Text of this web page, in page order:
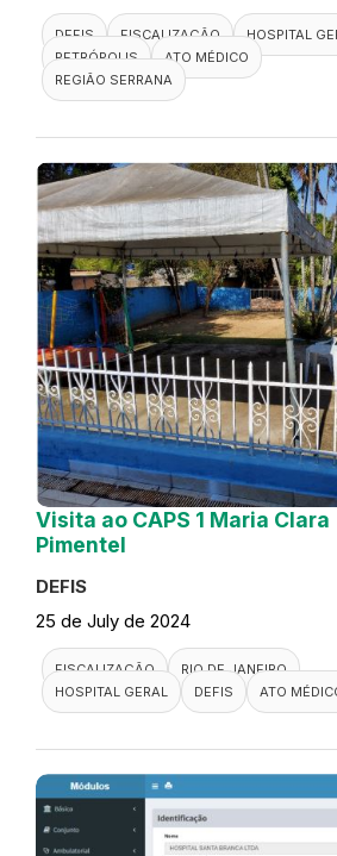
DEFIS FISCALIZAÇÃO
HOSPITAL
PETRÓPOLIS
ATO MÉDICO
REGIÃO SERRANA
Visita ao CAPS 1 Maria Clara
Pimentel
DEFIS
25 de July de 2024
FISCALIZAÇÃO
RIO DE JANEIRO
HOSPITAL GERAL
DEFIS ATO